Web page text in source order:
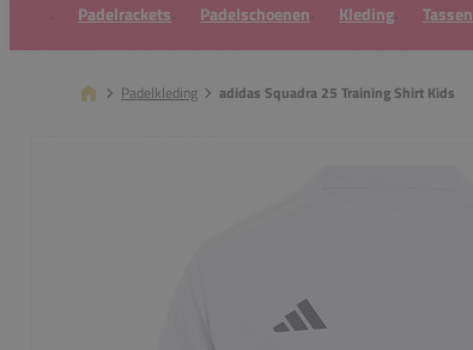
Padelrackets Padelschoenen Kleding Tassen
Padelkleding adidas Squadra 25 Training Shirt Kids